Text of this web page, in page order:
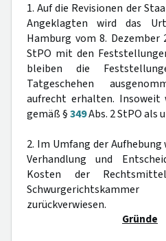
1. Auf die Revisionen der
Angeklagten wird das
Hamburg vom 8. Dezember
StPO mit den
bleiben die
Tatgeschehen
aufrecht erhalten. Insoweit
gemäß §349Abs. 2 StPO als
2. Im Umfang der Aufhebung
Verhandlung und
Kosten der
zurückverwiesen.
Gründe